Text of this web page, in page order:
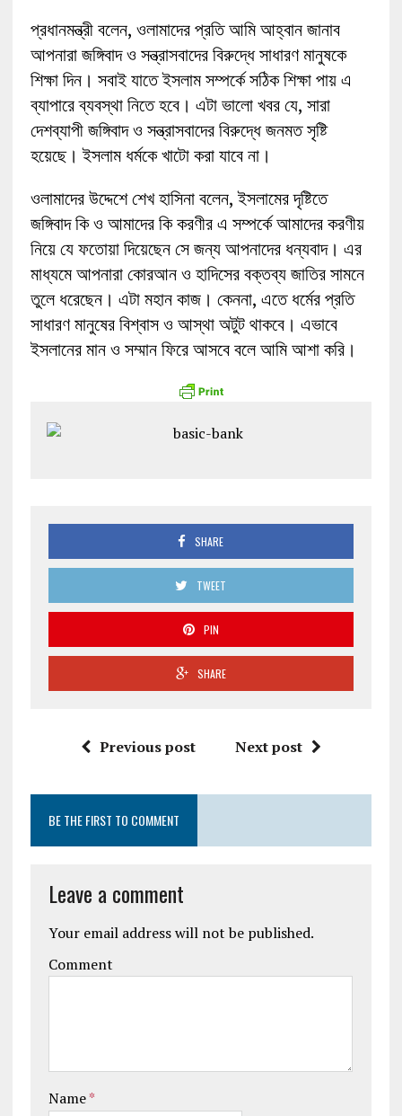
প্রধানমন্ত্রী বলেন, ওলামাদের প্রতি আমি আহ্বান জানাব
আপনারা জঙ্গিবাদ ও সন্ত্রাসবাদের বিরুদ্ধে সাধারণ মানুষকে
শিক্ষা দিন। সবাই যাতে ইসলাম সম্পর্কে সঠিক শিক্ষা পায় এ
ব্যাপারে ব্যবস্থা নিতে হবে। এটা ভালো খবর যে, সারা
দেশব্যাপী জঙ্গিবাদ ও সন্ত্রাসবাদের বিরুদ্ধে জনমত সৃষ্টি
হয়েছে। ইসলাম ধর্মকে খাটো করা যাবে না।
ওলামাদের উদ্দেশে শেখ হাসিনা বলেন, ইসলামের দৃষ্টিতে
জঙ্গিবাদ কি ও আমাদের কি করণীর এ সম্পর্কে আমাদের করণীয়
নিয়ে যে ফতোয়া দিয়েছেন সে জন্য আপনাদের ধন্যবাদ। এর
মাধ্যমে আপনারা কোরআন ও হাদিসের বক্তব্য জাতির সামনে
তুলে ধরেছেন। এটা মহান কাজ। কেননা, এতে ধর্মের প্রতি
সাধারণ মানুষের বিশ্বাস ও আস্থা অটুট থাকবে। এভাবে
ইসলানের মান ও সম্মান ফিরে আসবে বলে আমি আশা করি।
SHARE
TWEET
PIN
SHARE
Previous post Next post
BE THE FIRST TO COMMENT
Leave a comment
Your email address will not be published.
Comment
Name*